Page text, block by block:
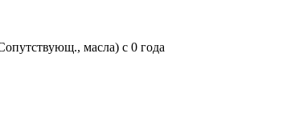
масла) с 0 года